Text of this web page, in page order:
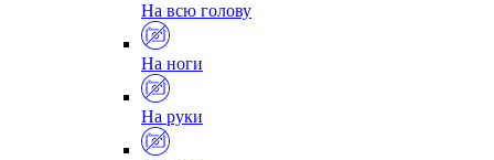
На всю голову
На ноги
На руки